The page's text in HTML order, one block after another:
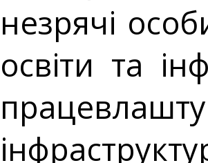
незрячі
освіти та